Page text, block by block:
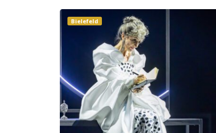
Bielefeld